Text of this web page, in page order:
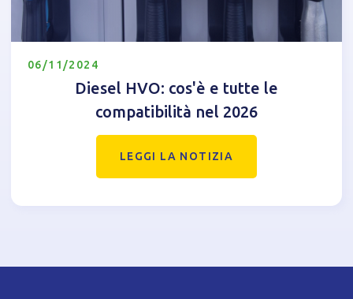
06/11/2024
Diesel HVO: cos'è e tutte le
compatibilità nel 2026
LEGGI LA NOTIZIA